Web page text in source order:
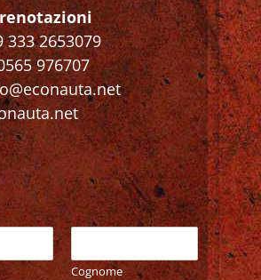
333 2653079
976707
Cognome